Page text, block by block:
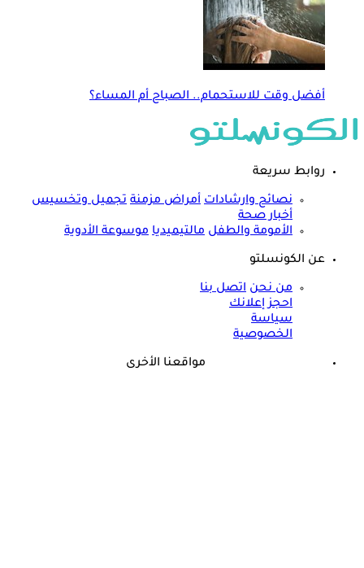
أفضل وقت للاستحمام.. الصباح أم المساء؟
روابط سريعة
نصائح وارشادات أمراض مزمنة تجميل وتخسيس
أخبار صحة
الأمومة والطفل مالتيميديا موسوعة الأدوية
عن الكونسلتو
من نحن اتصل بنا
احجز إعلانك
سياسة
الخصوصية
مواقعنا الأخرى